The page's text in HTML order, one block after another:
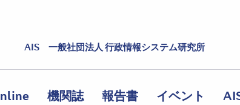
AIS 一般社団法人 行政情報システム研究所
機関誌 報告書 イベント